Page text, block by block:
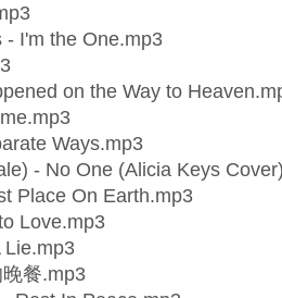
- I'm the One.mp3
on the Way to
Ways.mp3
- No One (Alicia Keys
Place On Earth.mp3
Love.mp3
Lie.mp3
餐.mp3